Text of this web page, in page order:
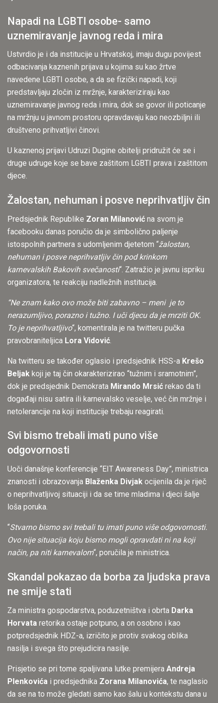
Napadi na LGBTI osobe- samo
uznemiravanje javnog reda i mira
Ustvrdio je i da institucije u Hrvatskoj, imaju dugu povijest
odbacivanja kaznenih prijava u kojima su kao žrtve
navedene LGBTI osobe, a da se fizički napadi, koji
predstavljaju zločin iz mržnje, karakteriziraju kao
uznemiravanje javnog reda i mira, dok se govor ili poticanje
na mržnju u javnom prostoru opravdavaju kao neozbiljni ili
društveno prihvatljivi činovi.
U kaznenoj prijavi Udruzi Dugine obitelji pridružit će se i
druge udruge koje se bave zaštitom LGBTI prava i zaštitom
djece.
Žalostan, nehuman i posve neprihvatljiv čin
Predsjednik Republike Zoran Milanović na svom je
facebooku danas poručio da je simbolično paljenje
istospolnih partnera s udomljenim djetetom “žalostan,
nehuman i posve neprihvatljiv čin pod krinkom
karnevalskih Bakovih svečanosti“. Zatražio je javnu ispriku
organizatora, te reakciju nadležnih institucija.
“Ne znam kako ovo može biti zabavno – meni je to
nerazumljivo, porazno i tužno. I uči djecu da je mrziti OK.
To je neprihvatljivo“, komentirala je na twitteru pučka
pravobraniteljica Lora Vidović.
Na twitteru se također oglasio i predsjednik HSS-a Krešo
Beljak koji je taj čin okarakterizirao “tužnim i sramotnim”,
dok je predsjednik Demokrata Mirando Mrsić rekao da ti
događaji nisu satira ili karnevalsko veselje, već čin mržnje i
netolerancije na koji institucije trebaju reagirati.
Svi bismo trebali imati puno više
odgovornosti
Uoči današnje konferencije “EIT Awareness Day”, ministrica
znanosti i obrazovanja Blaženka Divjak ocijenila da je riječ
o neprihvatljivoj situaciji i da se time mladima i djeci šalje
loša poruka.
“Stvarno bismo svi trebali tu imati puno više odgovornosti.
Ovo nije situacija koju bismo mogli opravdati ni na koji
način, pa niti karnevalom“, poručila je ministrica.
Skandal pokazao da borba za ljudska prava
ne smije stati
Za ministra gospodarstva, poduzetništva i obrta Darka
Horvata retorika ostaje potpuno, a on osobno i kao
potpredsjednik HDZ-a, izričito je protiv svakog oblika
nasilja i svega što prejudicira nasilje.
Prisjetio se pri tome spaljivana lutke premijera Andreja
Plenkovića i predsjednika Zorana Milanovića, te naglasio
da se na to može gledati samo kao šalu u kontekstu dana u